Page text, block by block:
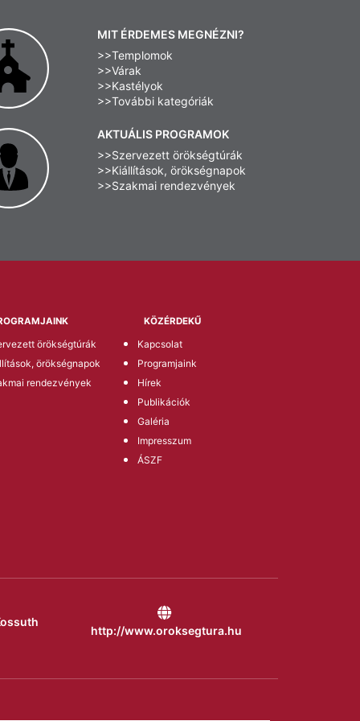
MIT ÉRDEMES MEGNÉZNI?
>>Templomok
>>Várak
>>Kastélyok
>>További kategóriák
AKTUÁLIS PROGRAMOK
>>Szervezett örökségtúrák
>>Kiállítások, örökségnapok
>>Szakmai rendezvények
örökségtúrák
örökségnapok
rendezvények
KÖZÉRDEKŰ
Kapcsolat
Programjaink
Hírek
Publikációk
Galéria
Impresszum
ÁSZF
http://www.oroksegtura.hu